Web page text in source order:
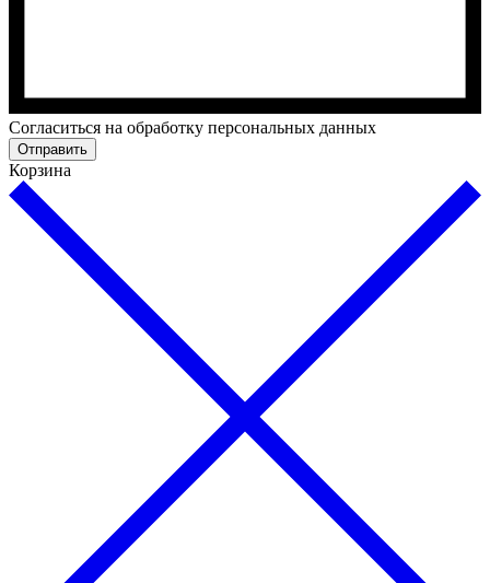
Cогласиться на обработку персональных данных
Отправить
Корзина